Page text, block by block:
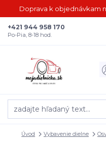
Doprava k objednávkam
+421 944 958 170
Po-Pia, 8-18 hod.
Úvod Vybavenie dielne